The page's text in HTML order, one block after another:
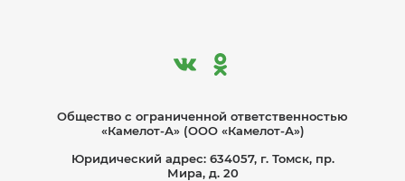
Общество с ограниче­нной ответственностью
«Камелот-А» (ООО «Камелот-А»)
Юридический адрес: 634057, г. Томск, пр.
Мира, д. 20